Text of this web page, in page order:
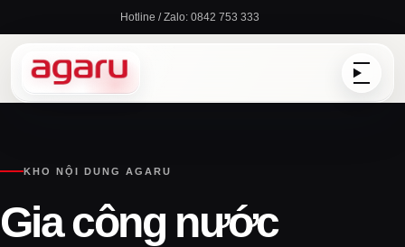
nội
Hotline / Zalo: 0842 753 333
KHO NỘI DUNG AGARU
Gia công nước